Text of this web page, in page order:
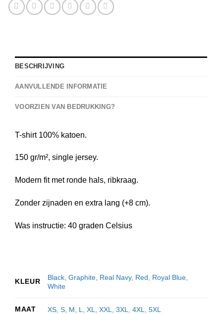
BESCHRIJVING
AANVULLENDE INFORMATIE
VOORZIEN VAN BEDRUKKING?
T-shirt 100% katoen.
150 gr/m², single jersey.
Modern fit met ronde hals, ribkraag.
Zonder zijnaden en extra lang (+8 cm).
Was instructie: 40 graden Celsius
KLEUR Black ,Graphite Real Navy, Red Royal Blue
White
MAAT XS ,S M L ,XL ,XXL ,3XL ,4XL ,5XL